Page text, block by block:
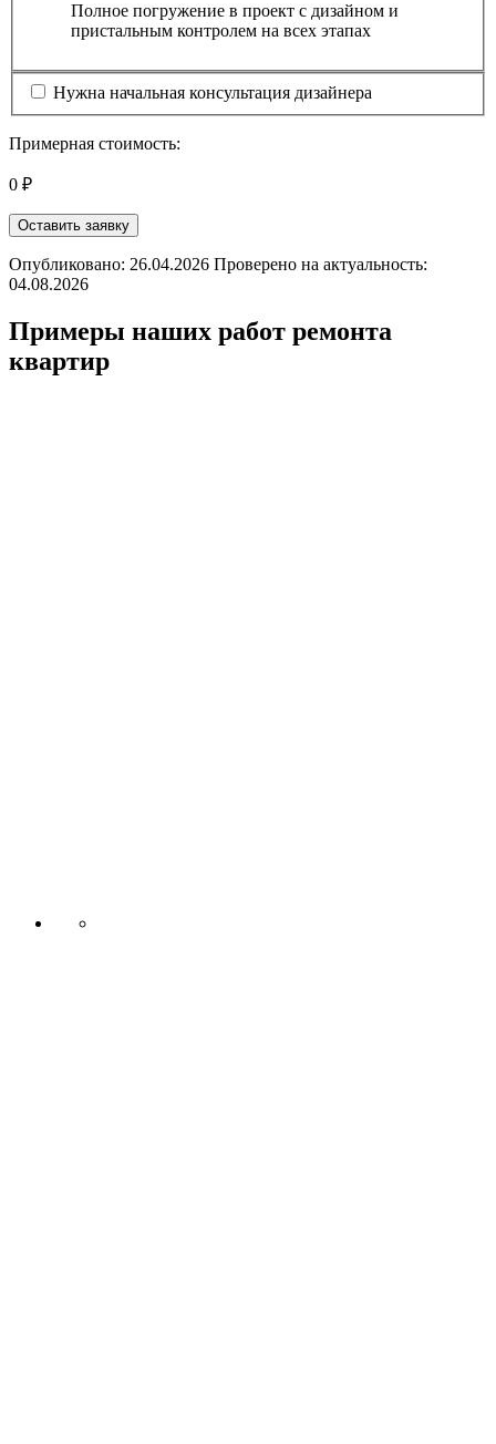
Полное погружение в проект с дизайном и
пристальным контролем на всех этапах
Нужна начальная консультация дизайнера
Примерная стоимость:
0 ₽
Оставить заявку
Опубликовано: 26.04.2026 Проверено на актуальность:
04.08.2026
Примеры наших работ ремонта
квартир